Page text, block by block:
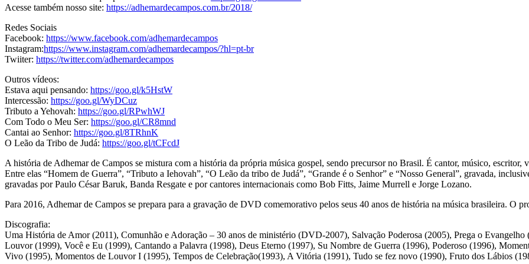
Acesse também nosso site: https://adhemardecampos.com.br/2018/
Redes Sociais
Facebook: https://www.facebook.com/adhemardecampos
Instagram:https://www.instagram.com/adhemardecampos/?hl=pt-br
Twiiter: https://twitter.com/adhemardecampos
Outros vídeos:
Estava aqui pensando: https://goo.gl/k5HstW
Intercessão: https://goo.gl/WyDCuz
Tributo a Yehovah: https://goo.gl/RPwhWJ
Com Todo o Meu Ser: https://goo.gl/CR8mnd
Cantai ao Senhor: https://goo.gl/8TRhnK
O Leão da Tribo de Judá: https://goo.gl/tCFcdJ
A história de Adhemar de Campos se mistura com a história da própria música gospel, sendo precursor no Brasil. É cantor, músico, escritor,
Entre elas “Homem de Guerra”, “Tributo a Iehovah”, “O Leão da tribo de Judá”, “Grande é o Senhor” e “Nosso General”, gravada,
gravadas por Paulo César Baruk, Banda Resgate e por cantores internacionais como Bob Fitts, Jaime Murrell e Jorge Lozano.
Para 2016, Adhemar de Campos se prepara para a gravação de DVD comemorativo pelos seus 40 anos de história na música brasileira. O
Discografia:
Uma História de Amor (2011), Comunhão e Adoração – 30 anos de ministério (DVD-2007), Salvação Poderosa (2005), Prega o
Louvor (1999), Você e Eu (1999), Cantando a Palavra (1998), Deus Eterno (1997), Su Nombre de Guerra (1996), Poderoso (1996),
Vivo (1995), Momentos de Louvor I (1995), Tempos de Celebração(1993), A Vitória (1991), Tudo se fez novo (1990), Fruto dos Lábios